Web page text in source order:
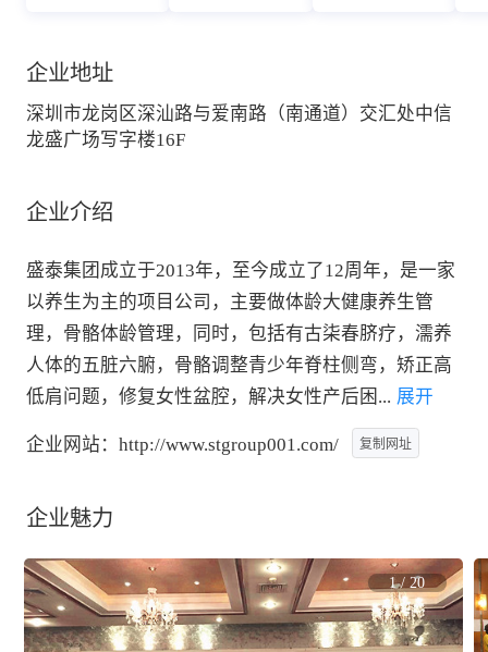
企业地址
深圳市龙岗区深汕路与爱南路（南通道）交汇处中信
龙盛广场写字楼16F
企业介绍
盛泰集团成立于2013年，至今成立了12周年，是一家
以养生为主的项目公司，主要做体龄大健康养生管
理，骨骼体龄管理，同时，包括有古柒春脐疗，濡养
人体的五脏六腑，骨骼调整青少年脊柱侧弯，矫正高
低肩问题，修复女性盆腔，解决女性产后困 ... 展开
企业网站： http://www.stgroup001.com/ 复制网址
企业魅力
1/20